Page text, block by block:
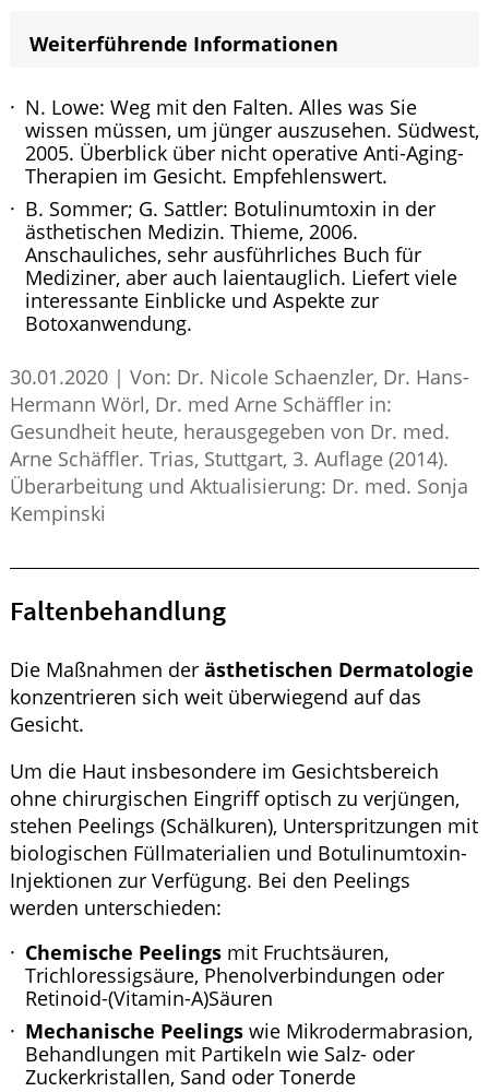
Weiterführende Informationen
N. Lowe: Weg mit den Falten. Alles was Sie
wissen müssen, um jünger auszusehen. Südwest,
2005. Überblick über nicht operative Anti-Aging-
Therapien im Gesicht. Empfehlenswert.
B. Sommer; G. Sattler: Botulinumtoxin in der
ästhetischen Medizin. Thieme, 2006.
Anschauliches, sehr ausführliches Buch für
Mediziner, aber auch laientauglich. Liefert viele
interessante Einblicke und Aspekte zur
Botoxanwendung.
30.01.2020 | Von: Dr. Nicole Schaenzler, Dr. Hans-
Hermann Wörl, Dr. med Arne Schäffler in:
Gesundheit heute, herausgegeben von Dr. med.
Arne Schäffler. Trias, Stuttgart, 3. Auflage (2014).
Überarbeitung und Aktualisierung: Dr. med. Sonja
Kempinski
Faltenbehandlung
Die Maßnahmen der ästhetischen Dermatologie
konzentrieren sich weit überwiegend auf das
Gesicht.
Um die Haut insbesondere im Gesichtsbereich
ohne chirurgischen Eingriff optisch zu verjüngen,
stehen Peelings (Schälkuren), Unterspritzungen mit
biologischen Füllmaterialien und Botulinumtoxin-
Injektionen zur Verfügung. Bei den Peelings
werden unterschieden:
Chemische Peelingsmit Fruchtsäuren,
Trichloressigsäure, Phenolverbindungen oder
Retinoid-(Vitamin-A)Säuren
Mechanische Peelingswie Mikrodermabrasion,
Behandlungen mit Partikeln wie Salz- oder
Zuckerkristallen, Sand oder Tonerde